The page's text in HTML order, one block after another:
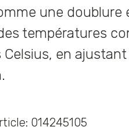
une doublure
températures
Celsius, en
014245105